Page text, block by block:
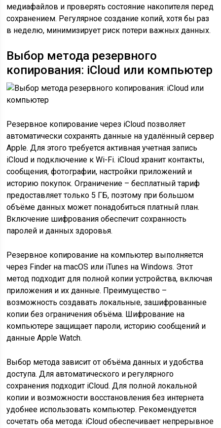
медиафайлов и проверять состояние накопителя перед
сохранением. Регулярное создание копий, хотя бы раз
в неделю, минимизирует риск потери важных данных.
Выбор метода резервного
копирования: iCloud или компьютер
Резервное копирование через iCloud позволяет
автоматически сохранять данные на удалённый сервер
Apple. Для этого требуется активная учетная запись
iCloud и подключение к Wi-Fi. iCloud хранит контакты,
сообщения, фотографии, настройки приложений и
историю покупок. Ограничение – бесплатный тариф
предоставляет только 5 ГБ, поэтому при большом
объёме данных может понадобиться платный план.
Включение шифрования обеспечит сохранность
паролей и данных здоровья.
Резервное копирование на компьютер выполняется
через Finder на macOS или iTunes на Windows. Этот
метод подходит для полной копии устройства, включая
приложения и их данные. Преимущество –
возможность создавать локальные, зашифрованные
копии без ограничения объёма. Шифрование на
компьютере защищает пароли, историю сообщений и
данные Apple Watch.
Выбор метода зависит от объёма данных и удобства
доступа. Для автоматического и регулярного
сохранения подходит iCloud. Для полной локальной
копии и возможности восстановления без интернета
удобнее использовать компьютер. Рекомендуется
сочетать оба метода: iCloud обеспечивает непрерывное